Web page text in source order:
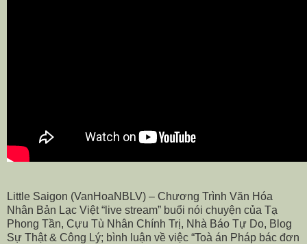
Little Saigon (VanHoaNBLV) – Chương Trình Văn Hóa
Nhân Bản Lạc Việt “live stream” buổi nói chuyện của Tạ
Phong Tần, Cựu Tù Nhân Chính Trị, Nhà Báo Tự Do, Blog
Sự Thật & Công Lý; bình luận về việc “Toà án Pháp bác đơn